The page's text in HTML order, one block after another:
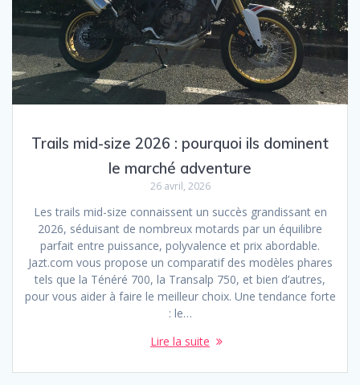
Trails mid-size 2026 : pourquoi ils dominent
le marché adventure
26 avril, 2026
Les trails mid-size connaissent un succès grandissant en
2026, séduisant de nombreux motards par un équilibre
parfait entre puissance, polyvalence et prix abordable.
Jazt.com vous propose un comparatif des modèles phares
tels que la Ténéré 700, la Transalp 750, et bien d’autres,
pour vous aider à faire le meilleur choix. Une tendance forte
: le…
Lire la suite